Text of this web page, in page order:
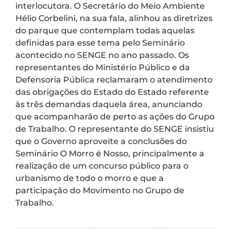
interlocutora. O Secretário do Meio Ambiente
Hélio Corbelini, na sua fala, alinhou as diretrizes
do parque que contemplam todas aquelas
definidas para esse tema pelo Seminário
acontecido no SENGE no ano passado. Os
representantes do Ministério Público e da
Defensoria Pública reclamaram o atendimento
das obrigações do Estado do Estado referente
às três demandas daquela área, anunciando
que acompanharão de perto as ações do Grupo
de Trabalho. O representante do SENGE insistiu
que o Governo aproveite a conclusões do
Seminário O Morro é Nosso, principalmente a
realização de um concurso público para o
urbanismo de todo o morro e que a
participação do Movimento no Grupo de
Trabalho.